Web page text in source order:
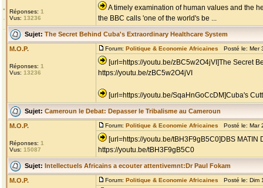
Réponses: 1
Vus: 13236
A timely examination of human values and the
the BBC calls 'one of the world's be ...
Sujet: The Secret Behind Cuba's Extraordinary Healthcare System
M.O.P.
Réponses: 1
Vus: 13236
Forum: Politique & Economie Africaines Posté le: Mer
[url=https://youtu.be/zBC5w2O4jVI]The Secret
https://youtu.be/zBC5w2O4jVI
[url=https://youtu.be/SqaHnGoCcDM]Cuba's
Sujet: Cameroun le Debat: Depasser le Tribalisme au Cameroun
M.O.P.
Réponses: 1
Vus: 15087
Forum: Politique & Economie Africaines Posté le: Mar
[url=https://youtu.be/tBH3F9gB5C0]DBS
https://youtu.be/tBH3F9gB5C0
Sujet: Intellectuels Africains a ecouter attentivemnt:Dr Paul Fokam
M.O.P. Forum: Politique & Economie Africaines Posté le: Dim